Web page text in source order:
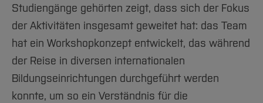
Studiengänge gehörten zeigt, dass sich der Fokus
der Aktivitäten insgesamt geweitet hat: das Team
hat ein Workshopkonzept entwickelt, das während
der Reise in diversen internationalen
Bildungseinrichtungen durchgeführt werden
konnte, um so ein Verständnis für die